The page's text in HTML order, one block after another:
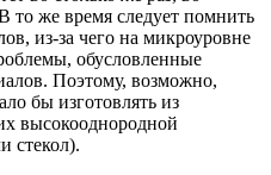
то же время следует помнить
из-за чего на микроуровне
обусловленные
Поэтому, возможно,
бы изготовлять из
высокооднородной
стекол).